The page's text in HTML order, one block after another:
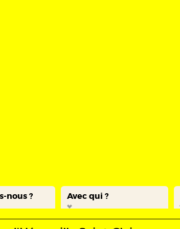
nous ? Avec qui ?